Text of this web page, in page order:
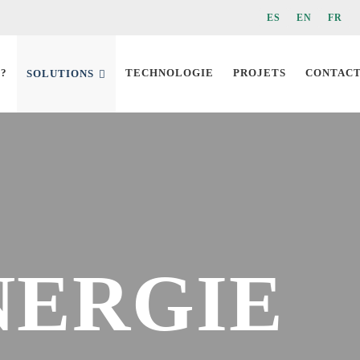
ES EN FR
SOLUTIONS TECHNOLOGIE PROJETS